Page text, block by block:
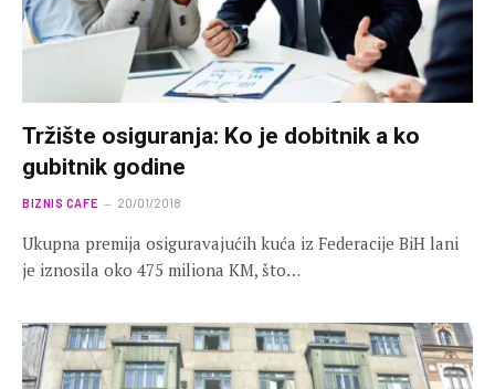
Tržište osiguranja: Ko je dobitnik a ko
gubitnik godine
BIZNIS CAFE 20/01/2018
Ukupna premija osiguravajućih kuća iz Federacije BiH lani
je iznosila oko 475 miliona KM, što…